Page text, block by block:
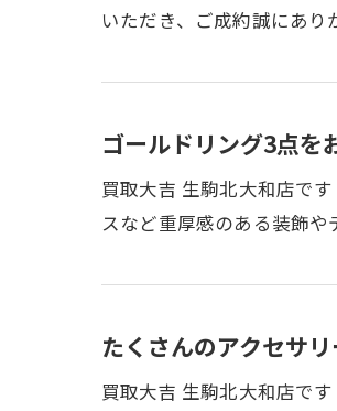
いただき、ご成約誠にあ
ゴールドリング3点を
買取大吉 生駒北大和店で
スなど重厚感のある装飾
たくさんのアクセサ
買取大吉 生駒北大和店で